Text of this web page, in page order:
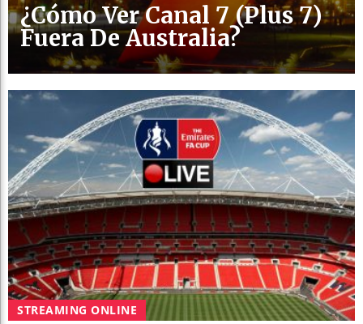
¿Cómo Ver Canal 7 (Plus 7)
Fuera De Australia?
STREAMING ONLINE